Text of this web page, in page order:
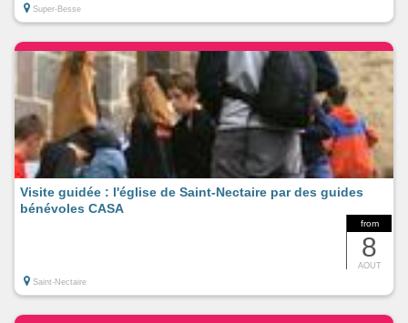
Super-Besse
from
8
AOUT
Visite guidée : l'église de Saint-Nectaire par des guides
bénévoles CASA
Saint-Nectaire